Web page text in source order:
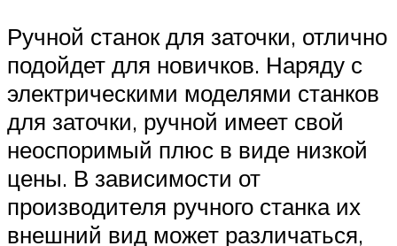
Ручной станок для заточки, отлично
подойдет для новичков. Наряду с
электрическими моделями станков
для заточки, ручной имеет свой
неоспоримый плюс в виде низкой
цены. В зависимости от
производителя ручного станка их
внешний вид может различаться,